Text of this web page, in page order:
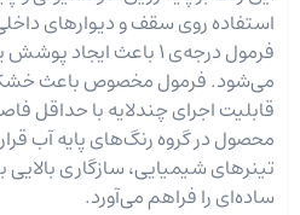
استفاده روی سقف و دیوارهای
فرمول درجه‌ی 1 باعث
می‌شود. فرمول مخصوص باعث
قابلیت اجرای چند‌لایه با حداقل
محصول در گروه رنگ‌های پایه آب قرار
تینرهای شیمیایی، سازگاری
ساده‌ای را فراهم می‌آورد.